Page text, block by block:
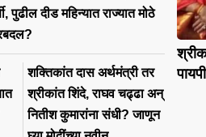
पुढील दीड महिन्यात राज्यात मोठे
शक्तिकांत दास अर्थमंत्री तर
श्रीकांत शिंदे, राघव चढ्ढा अन्
नितीश कुमारांना संधी? जाणून